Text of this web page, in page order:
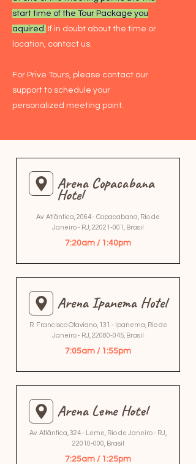
start time of the Tour Package you
aquired. ​ If in doubt about the time or
location, contact us.
For Prive Tours, please contact our
support to schedule your
personalized meeting point.
Arena Copacabana
Hotel
Av. Atlântica, 2064 - Copacabana, Rio de
Janeiro - RJ, 22021-001 , Brasil
7:20am / 1:40pm
Arena Ipanema Hotel
R. Francisco Otaviano, 131 - Ipanema, Rio de
Janeiro - RJ, 22080-045 , Brasil
7:05am / 1:55pm
Arena Leme Hotel
Av. Atlântica, 324 - Leme, Rio de Janeiro - RJ,
22010-000 , Brasil
7:25am / 1:25pm